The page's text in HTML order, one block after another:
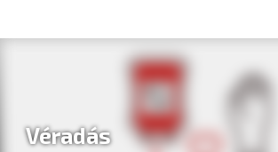
Véradás